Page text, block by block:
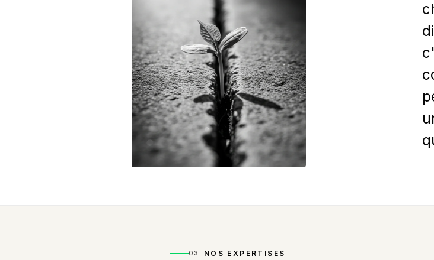
03 NOS EXPERTISES